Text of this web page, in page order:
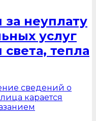
неуплату
услуг
тепла